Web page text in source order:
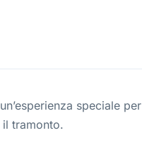
speciale per
tramonto.